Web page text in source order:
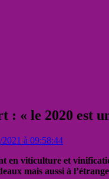
: « le 2020 est
2021 à 09:58:44
en viticulture et
mais aussi à